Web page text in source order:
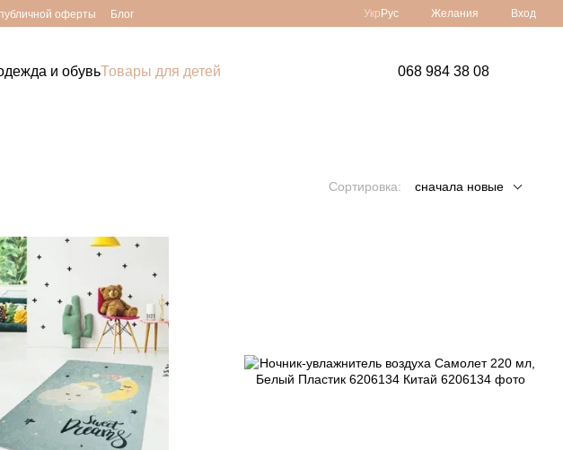
оферты Блог Укр Рус Желания Вход
и обувьТовары для детей 068 984 38 08
Сортировка: сначала новые